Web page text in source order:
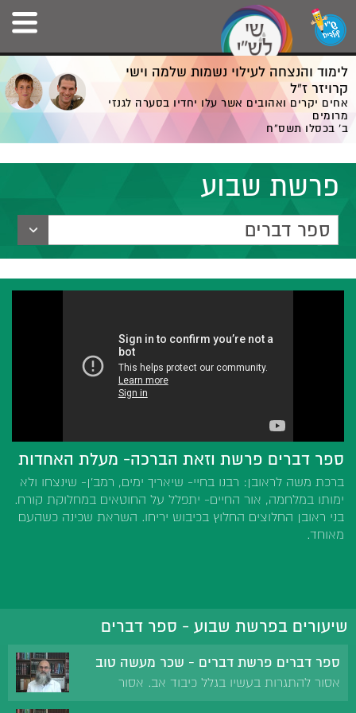
לימוד והנצחה לעילוי נשמות שלמה וישי
קרויזר ז”ל
אחים יקרים ואהובים אשר עלו יחדיו בסערה לגנזי
מרומים
ב' בכסלו תשס”ח
פרשת שבוע
ספר דברים
ספר דברים פרשת וזאת הברכה- מעלת האחדות
ברכת משה לראובן: רבנו בחיי- שיאריך ימים, רמב'ן- שינצחו ולא
ימותו במלחמה, אור החיים- יתפלל על החוטאים במחלוקת קורח.
בני ראובן החלוצים החלוץ בכיבוש יריחו. השראת שכינה כשהעם
מאוחד.
שיעורים בפרשת שבוע - ספר דברים
ספר דברים פרשת דברים - שכר מעשה טוב
אסור להתגרות בעשיו בגלל כיבוד אב. אסור